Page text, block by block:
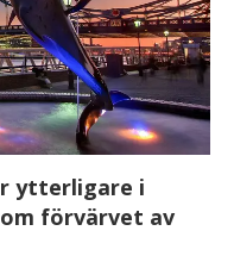
ytterligare i
förvärvet av